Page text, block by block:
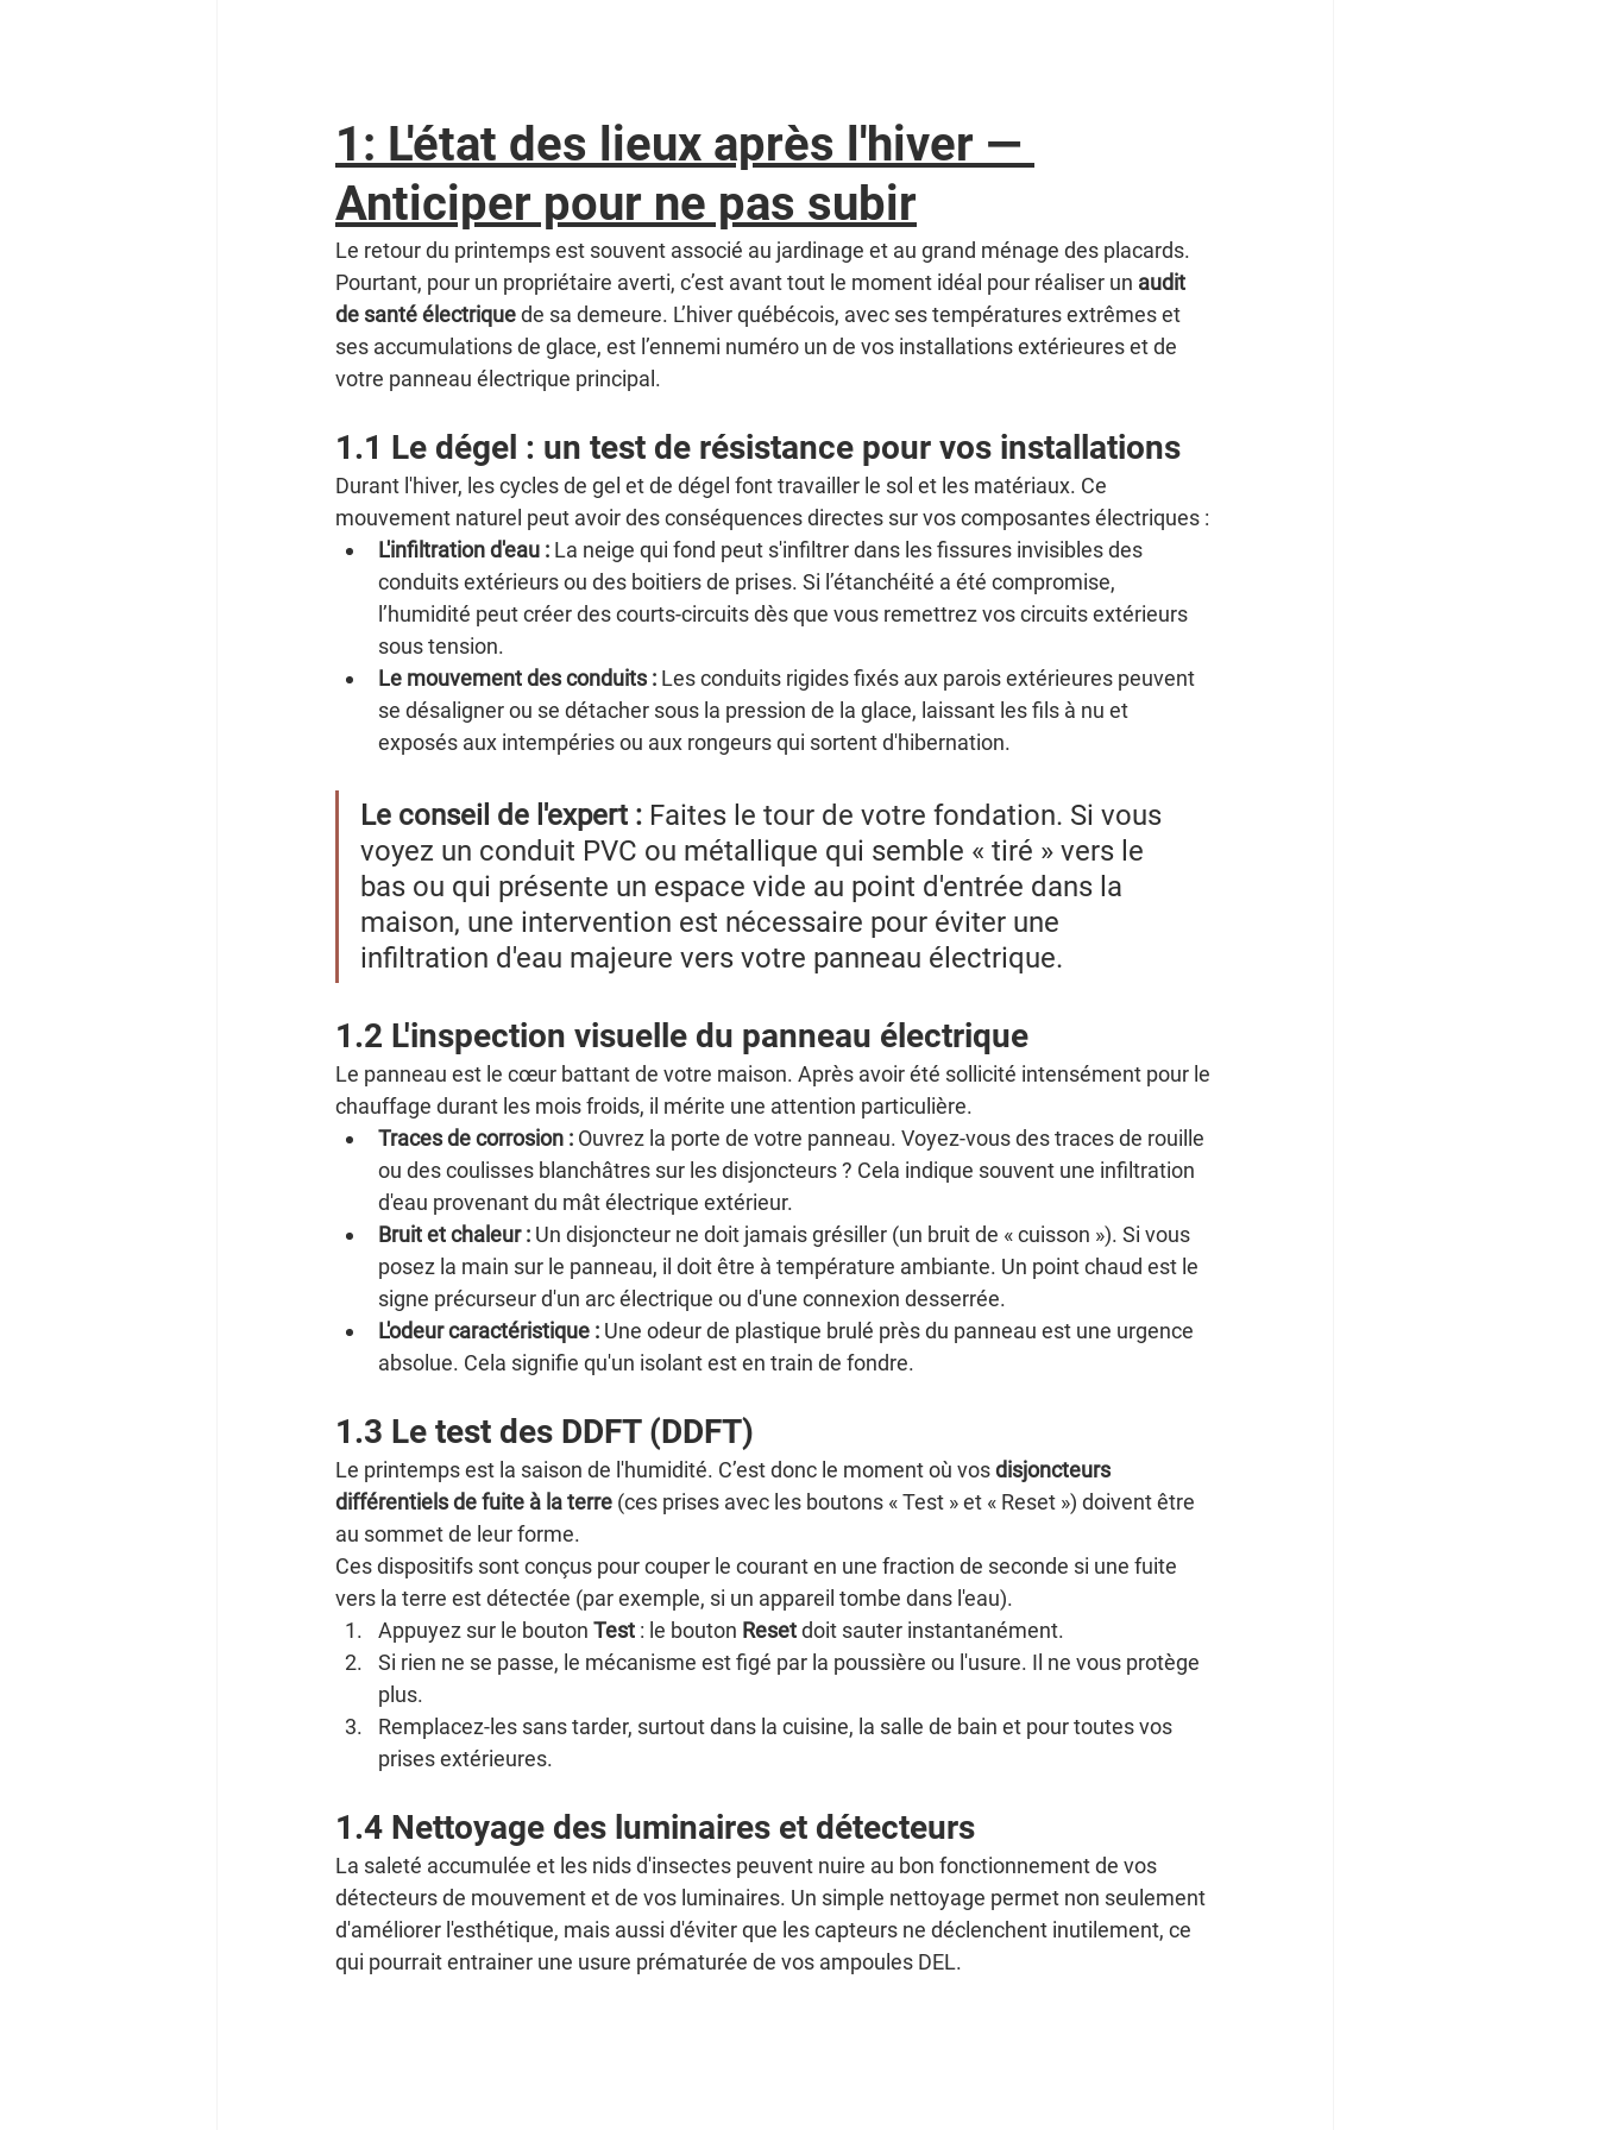
1: L'état des lieux après l'hiver —
Anticiper pour ne pas subir
Le retour du printemps est souvent associé au jardinage et au grand ménage des placards.
Pourtant, pour un propriétaire averti, c’est avant tout le moment idéal pour réaliser un audit
de santé électrique de sa demeure. L’hiver québécois, avec ses températures extrêmes et
ses accumulations de glace, est l’ennemi numéro un de vos installations extérieures et de
votre panneau électrique principal.
1.1 Le dégel : un test de résistance pour vos installations
Durant l'hiver, les cycles de gel et de dégel font travailler le sol et les matériaux. Ce
mouvement naturel peut avoir des conséquences directes sur vos composantes électriques :
L'infiltration d'eau : La neige qui fond peut s'infiltrer dans les fissures invisibles des
conduits extérieurs ou des boitiers de prises. Si l’étanchéité a été compromise,
l’humidité peut créer des courts-circuits dès que vous remettrez vos circuits extérieurs
sous tension.
Le mouvement des conduits : Les conduits rigides fixés aux parois extérieures peuvent
se désaligner ou se détacher sous la pression de la glace, laissant les fils à nu et
exposés aux intempéries ou aux rongeurs qui sortent d'hibernation.
Le conseil de l'expert : Faites le tour de votre fondation. Si vous
voyez un conduit PVC ou métallique qui semble « tiré » vers le
bas ou qui présente un espace vide au point d'entrée dans la
maison, une intervention est nécessaire pour éviter une
infiltration d'eau majeure vers votre panneau électrique.
1.2 L'inspection visuelle du panneau électrique
Le panneau est le cœur battant de votre maison. Après avoir été sollicité intensément pour le
chauffage durant les mois froids, il mérite une attention particulière.
Traces de corrosion : Ouvrez la porte de votre panneau. Voyez-vous des traces de rouille
ou des coulisses blanchâtres sur les disjoncteurs ? Cela indique souvent une infiltration
d'eau provenant du mât électrique extérieur.
Bruit et chaleur : Un disjoncteur ne doit jamais grésiller (un bruit de « cuisson »). Si vous
posez la main sur le panneau, il doit être à température ambiante. Un point chaud est le
signe précurseur d'un arc électrique ou d'une connexion desserrée.
L'odeur caractéristique : Une odeur de plastique brulé près du panneau est une urgence
absolue. Cela signifie qu'un isolant est en train de fondre.
1.3 Le test des DDFT (DDFT)
Le printemps est la saison de l'humidité. C’est donc le moment où vos disjoncteurs
différentiels de fuite à la terre (ces prises avec les boutons « Test » et « Reset ») doivent être
au sommet de leur forme.
Ces dispositifs sont conçus pour couper le courant en une fraction de seconde si une fuite
vers la terre est détectée (par exemple, si un appareil tombe dans l'eau).
Appuyez sur le bouton Test : le bouton Reset doit sauter instantanément.
Si rien ne se passe, le mécanisme est figé par la poussière ou l'usure. Il ne vous protège
plus.
Remplacez-les sans tarder, surtout dans la cuisine, la salle de bain et pour toutes vos
prises extérieures.
1.4 Nettoyage des luminaires et détecteurs
La saleté accumulée et les nids d'insectes peuvent nuire au bon fonctionnement de vos
détecteurs de mouvement et de vos luminaires. Un simple nettoyage permet non seulement
d'améliorer l'esthétique, mais aussi d'éviter que les capteurs ne déclenchent inutilement, ce
qui pourrait entrainer une usure prématurée de vos ampoules DEL.